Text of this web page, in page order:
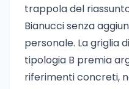
trappola del
Bianucci senza
personale. La griglia
tipologia B premia
riferimenti concreti,